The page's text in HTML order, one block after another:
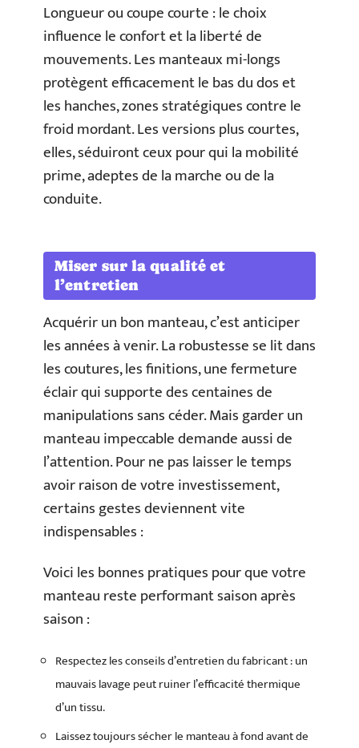
Longueur ou coupe courte : le choix
influence le confort et la liberté de
mouvements. Les manteaux mi-longs
protègent efficacement le bas du dos et
les hanches, zones stratégiques contre le
froid mordant. Les versions plus courtes,
elles, séduiront ceux pour qui la mobilité
prime, adeptes de la marche ou de la
conduite.
Miser sur la qualité et
l’entretien
Acquérir un bon manteau, c’est anticiper
les années à venir. La robustesse se lit dans
les coutures, les finitions, une fermeture
éclair qui supporte des centaines de
manipulations sans céder. Mais garder un
manteau impeccable demande aussi de
l’attention. Pour ne pas laisser le temps
avoir raison de votre investissement,
certains gestes deviennent vite
indispensables :
Voici les bonnes pratiques pour que votre
manteau reste performant saison après
saison :
Respectez les conseils d’entretien du fabricant : un
mauvais lavage peut ruiner l’efficacité thermique
d’un tissu.
Laissez toujours sécher le manteau à fond avant de